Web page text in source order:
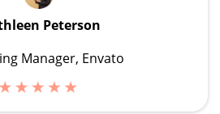
Peterson
Manager, Envato